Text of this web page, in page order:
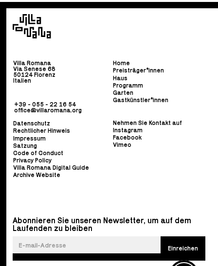
Villa Romana
Via Senese 68
50124 Florenz
Italien
+39 - 055 - 22 16 54
office@villaromana.org
Home
Preisträger*innen
Haus
Programm
Garten
Gastkünstler*innen
Datenschutz
Rechtlicher Hinweis
Impressum
Satzung
Code of Conduct
Privacy Policy
Villa Romana Digital Guide
Archive Website
Nehmen Sie Kontakt auf
Instagram
Facebook
Vimeo
Abonnieren Sie unseren Newsletter, um auf dem
Laufenden zu bleiben